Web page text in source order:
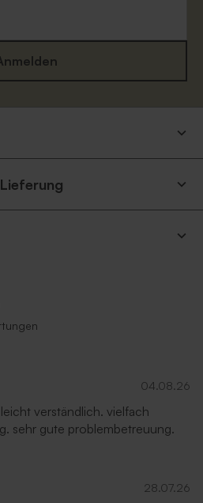
04.08.26
verständlich. vielfach
sehr gute problembetreuung.
28.07.26